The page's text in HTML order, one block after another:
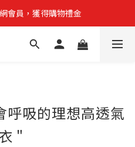
會員，獲得購物禮金
會員，獲得購物禮金
折1500滿20000折2500
呼吸的理想高透氣
"